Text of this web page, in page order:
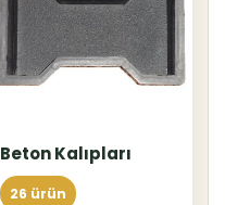
Beton Kalıpları
26 ürün